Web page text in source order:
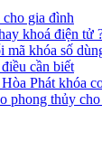
cho gia đình
khoá điện tử
khóa số
cần biết
Phát khóa
phong thủy